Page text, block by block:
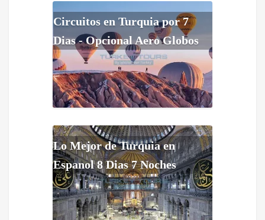
Circuitos en Turquia por 7
Dias - Opcional Aero Globos
Lo Mejor de Turquia en
Espanol 8 Dias 7 Noches